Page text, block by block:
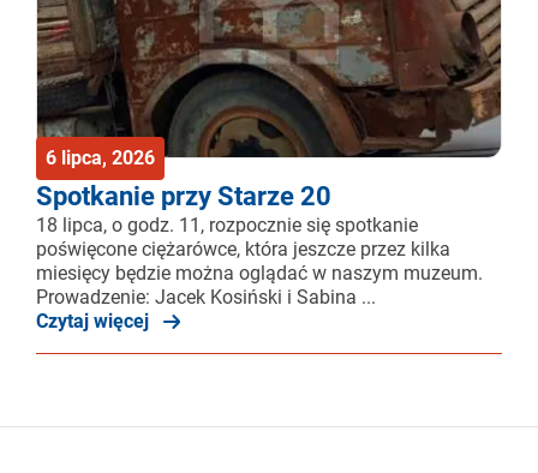
6 lipca, 2026
Spotkanie przy Starze 20
18 lipca, o godz. 11, rozpocznie się spotkanie
poświęcone ciężarówce, która jeszcze przez kilka
miesięcy będzie można oglądać w naszym muzeum.
Prowadzenie: Jacek Kosiński i Sabina ...
Czytaj więcej